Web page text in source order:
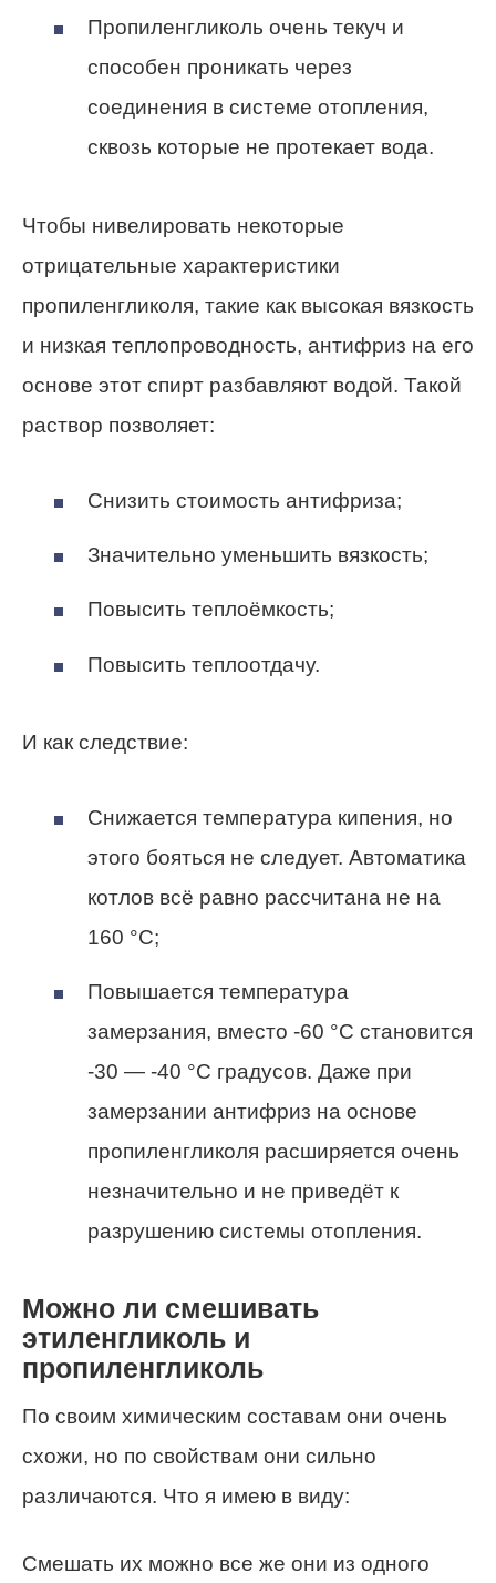
Пропиленгликоль очень текуч и
способен проникать через
соединения в системе отопления,
сквозь которые не протекает вода.
Чтобы нивелировать некоторые
отрицательные характеристики
пропиленгликоля, такие как высокая вязкость
и низкая теплопроводность, антифриз на его
основе этот спирт разбавляют водой. Такой
раствор позволяет:
Снизить стоимость антифриза;
Значительно уменьшить вязкость;
Повысить теплоёмкость;
Повысить теплоотдачу.
И как следствие:
Снижается температура кипения, но
этого бояться не следует. Автоматика
котлов всё равно рассчитана не на
160 °C;
Повышается температура
замерзания, вместо -60 °C становится
-30 — -40 °C градусов. Даже при
замерзании антифриз на основе
пропиленгликоля расширяется очень
незначительно и не приведёт к
разрушению системы отопления.
Можно ли смешивать
этиленгликоль и
пропиленгликоль
По своим химическим составам они очень
схожи, но по свойствам они сильно
различаются. Что я имею в виду:
Смешать их можно все же они из одного